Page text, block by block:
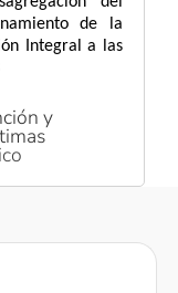
de la
Integral a las
y